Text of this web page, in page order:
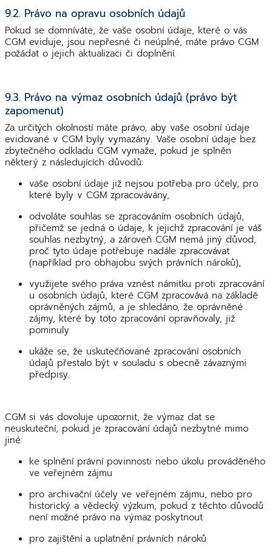
9.2. Právo na opravu osobních údajů
Pokud se domníváte, že vaše osobní údaje, které o vás
CGM eviduje, jsou nepřesné či neúplné, máte právo CGM
požádat o jejich aktualizaci či doplnění.
9.3. Právo na výmaz osobních údajů (právo být
zapomenut)
Za určitých okolností máte právo, aby vaše osobní údaje
evidované v CGM byly vymazány. Vaše osobní údaje bez
zbytečného odkladu CGM vymaže, pokud je splněn
některý z následujících důvodů:
vaše osobní údaje již nejsou potřeba pro účely, pro
které byly v CGM zpracovávány,
odvoláte souhlas se zpracováním osobních údajů,
přičemž se jedná o údaje, k jejichž zpracování je váš
souhlas nezbytný, a zároveň CGM nemá jiný důvod,
proč tyto údaje potřebuje nadále zpracovávat
(například pro obhajobu svých právních nároků),
využijete svého práva vznést námitku proti zpracování
u osobních údajů, které CGM zpracovává na základě
oprávněných zájmů, a je shledáno, že oprávněné
zájmy, které by toto zpracování opravňovaly, již
pominuly
ukáže se, že uskutečňované zpracování osobních
údajů přestalo být v souladu s obecně závaznými
předpisy.
CGM si vás dovoluje upozornit, že výmaz dat se
neuskuteční, pokud je zpracování údajů nezbytné mimo
jiné:
ke splnění právní povinnosti nebo úkolu prováděného
ve veřejném zájmu
pro archivační účely ve veřejném zájmu, nebo pro
historický a vědecký výzkum, pokud z těchto důvodů
není možné právo na výmaz poskytnout
pro zajištění a uplatnění právních nároků